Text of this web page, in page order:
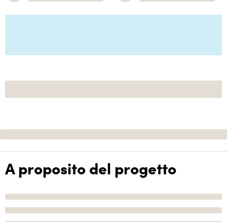
A proposito del progetto